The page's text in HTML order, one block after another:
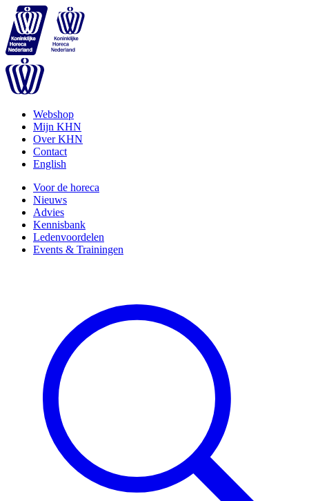
Webshop
Mijn KHN
Over KHN
Contact
English
Voor de horeca
Nieuws
Advies
Kennisbank
Ledenvoordelen
Events & Trainingen